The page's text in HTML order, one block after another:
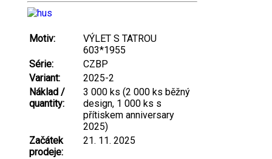
Motiv:
VÝLET S TATROU
603*1955
Série:
CZBP
Variant:
2025-2
Náklad /
quantity:
3 000 ks (2 000 ks běžný
design, 1 000 ks s
přítiskem anniversary
2025)
Začátek
prodeje:
21. 11. 2025